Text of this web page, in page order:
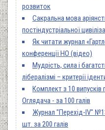
розвиток
Сакральна мова
постіндустріальної
Як читати журнал
конференції НО (відео)
Мудрість, сила і
лібералізмі – критерії
Комплект з 10
Оглядача - за 100 галів
Журнал "Перехід-IV"
шт. за 200 галів